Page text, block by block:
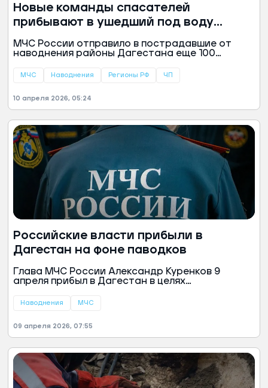
Новые команды спасателей
прибывают в ушедший под воду
Дагестан
МЧС России отправило в пострадавшие от
наводнения районы Дагестана еще 100
дома и помогать устранять последствия
МЧС Наводнения Регионы РФ ЧП
10 апреля 2026, 05:24
Российские власти прибыли в
Дагестан на фоне паводков
Глава МЧС России Александр Куренков 9
апреля прибыл в Дагестан в целях
Об этом появилась публикация ведомства в
Наводнения МЧС
09 апреля 2026, 07:55